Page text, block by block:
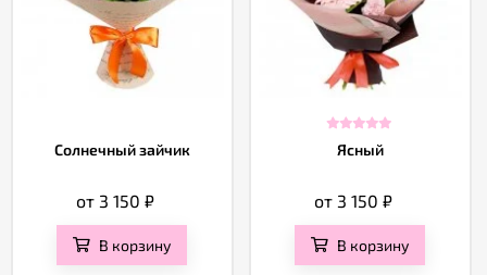
Солнечный зайчик
от 3 150₽
В корзину
Ясный
от 3 150₽
В корзину